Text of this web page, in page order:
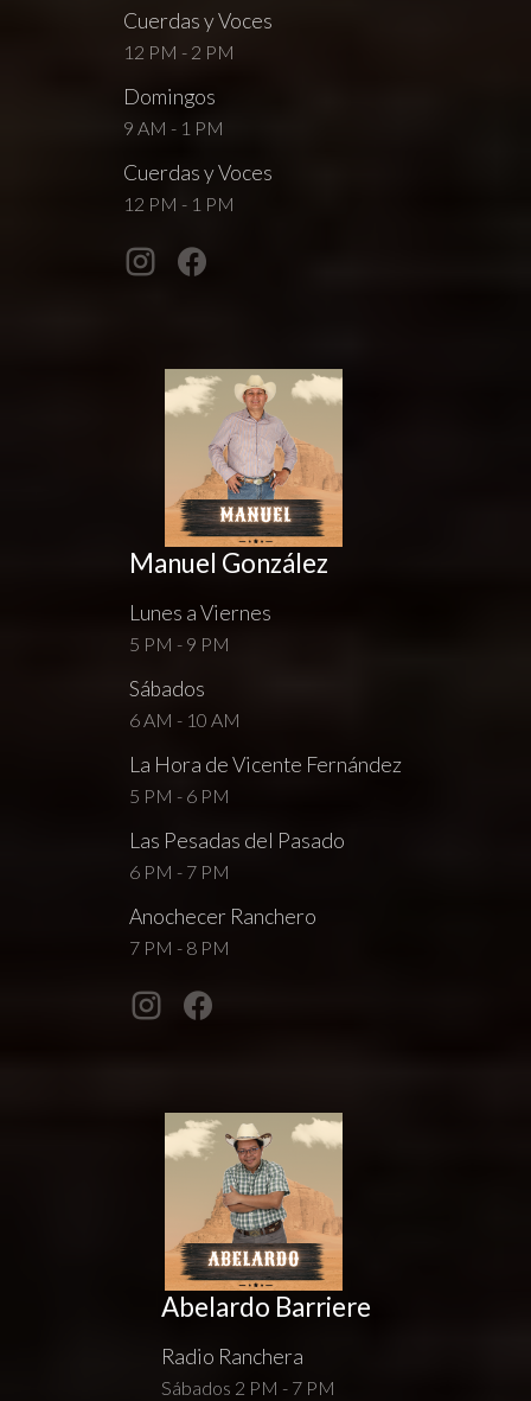
Cuerdas y Voces
12 PM - 2 PM
Domingos
9 AM - 1 PM
Cuerdas y Voces
12 PM - 1 PM
Manuel González
Lunes a Viernes
5 PM - 9 PM
Sábados
6 AM - 10 AM
La Hora de Vicente Fernández
5 PM - 6 PM
Las Pesadas del Pasado
6 PM - 7 PM
Anochecer Ranchero
7 PM - 8 PM
Abelardo Barriere
Radio Ranchera
Sábados 2 PM - 7 PM